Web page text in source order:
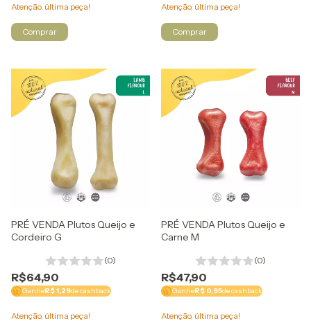
Atenção, última peça! Atenção, última peça!
PRÉ VENDA Plutos Queijo e
Cordeiro G
(0)
R$64,90
GanheR$ 1,29de cashback
Atenção, última peça!
PRÉ VENDA Plutos Queijo e
Carne M
(0)
R$47,90
GanheR$ 0,95de cashback
Atenção, última peça!